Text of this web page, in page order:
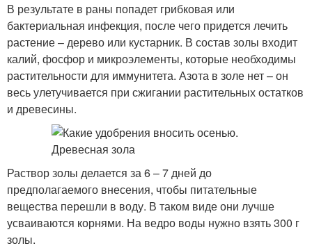
В результате в раны попадет грибковая или
бактериальная инфекция, после чего придется лечить
растение – дерево или кустарник. В состав золы входит
калий, фосфор и микроэлементы, которые необходимы
растительности для иммунитета. Азота в золе нет – он
весь улетучивается при сжигании растительных остатков
и древесины.
Раствор золы делается за 6 – 7 дней до
предполагаемого внесения, чтобы питательные
вещества перешли в воду. В таком виде они лучше
усваиваются корнями. На ведро воды нужно взять 300 г
золы.